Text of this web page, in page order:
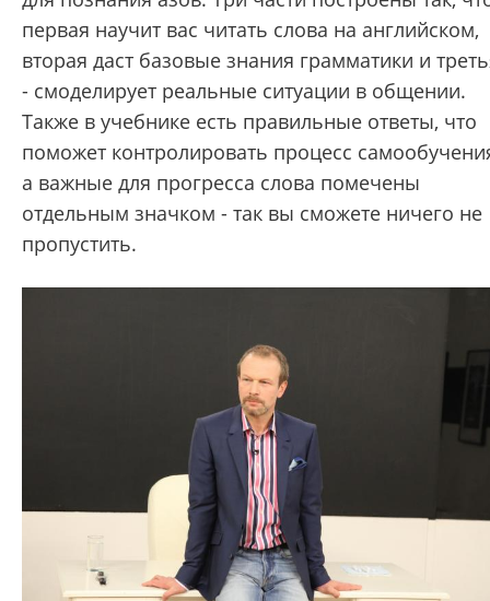
первая научит вас читать слова на английском,
вторая даст базовые знания грамматики и
- смоделирует реальные ситуации в общении.
Также в учебнике есть правильные ответы, что
поможет контролировать процесс
а важные для прогресса слова помечены
отдельным значком - так вы сможете ничего не
пропустить.